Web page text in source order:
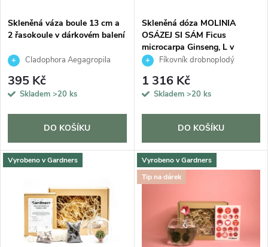
p
r
o
d
u
s
p
r
o
d
u
Skleněná váza boule 13 cm a
2 řasokoule v dárkovém balení
Cladophora Aegagropila
395 Kč
Skladem >20 ks
DO KOŠÍKU
Skleněná dóza MOLINIA
OSÁZEJ SI SÁM Ficus
microcarpa Ginseng, L v
dárkovém balení
Fíkovník drobnoplodý
1 316 Kč
Skladem >20 ks
DO KOŠÍKU
Vyrobeno v Gardners
Vyrobeno v Gardners
Tip na dárek